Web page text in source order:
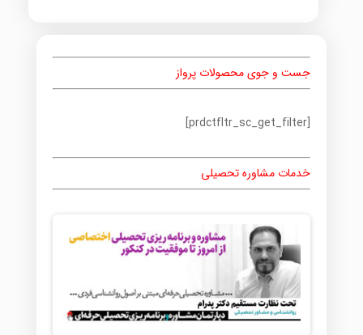
جست و جوی محصولات پرواز
[prdctfltr_sc_get_filter]
خدمات مشاوره تحصیلی